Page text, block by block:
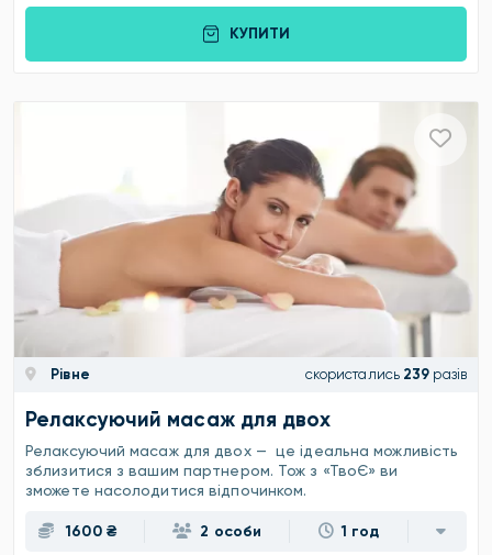
КУПИТИ
Рівне скористались 239 разів
Релаксуючий масаж для двох
Релаксуючий масаж для двох — це ідеальна можливість
зблизитися з вашим партнером. Тож з «ТвоЄ» ви
зможете насолодитися відпочинком.
1600 ₴ 2 особи 1 год